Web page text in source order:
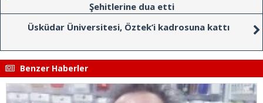
Şehitlerine dua etti
Üsküdar Üniversitesi, Öztek’i kadrosuna kattı
Benzer Haberler